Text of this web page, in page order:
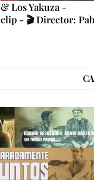
Los Yakuza -
- 🎬 Director: